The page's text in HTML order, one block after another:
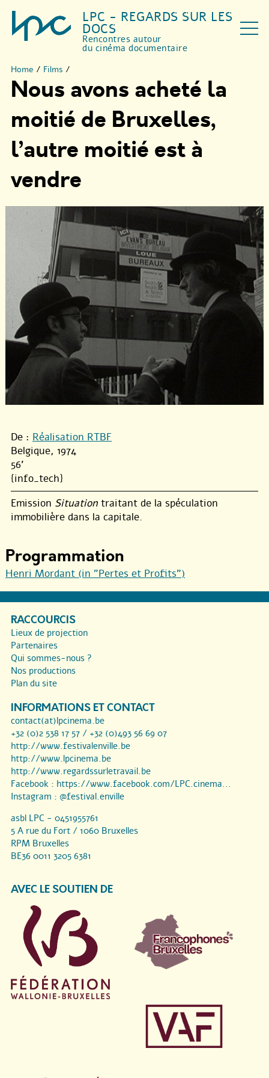
LPC - REGARDS SUR LES
DOCS
Rencontres autour
du cinéma documentaire
Home / Films /
Nous avons acheté la
moitié de Bruxelles,
l’autre moitié est à
vendre
De : Réalisation RTBF
Belgique, 1974
56'
{info_tech}
Emission Situation traitant de la spéculation
immobilière dans la capitale.
Programmation
Henri Mordant (in "Pertes et Profits")
RACCOURCIS
Lieux de projection
Partenaires
Qui sommes-nous ?
Nos productions
Plan du site
INFORMATIONS ET CONTACT
contact(at)lpcinema.be
+32 (0)2 538 17 57 / +32 (0)493 56 69 07
http://www.festivalenville.be
http://www.lpcinema.be
http://www.regardssurletravail.be
Facebook : https://www.facebook.com/LPC.cinema...
Instagram : @festival.enville
asbl LPC - 0451955761
5 A rue du Fort / 1060 Bruxelles
RPM Bruxelles
BE36 0011 3205 6381
AVEC LE SOUTIEN DE